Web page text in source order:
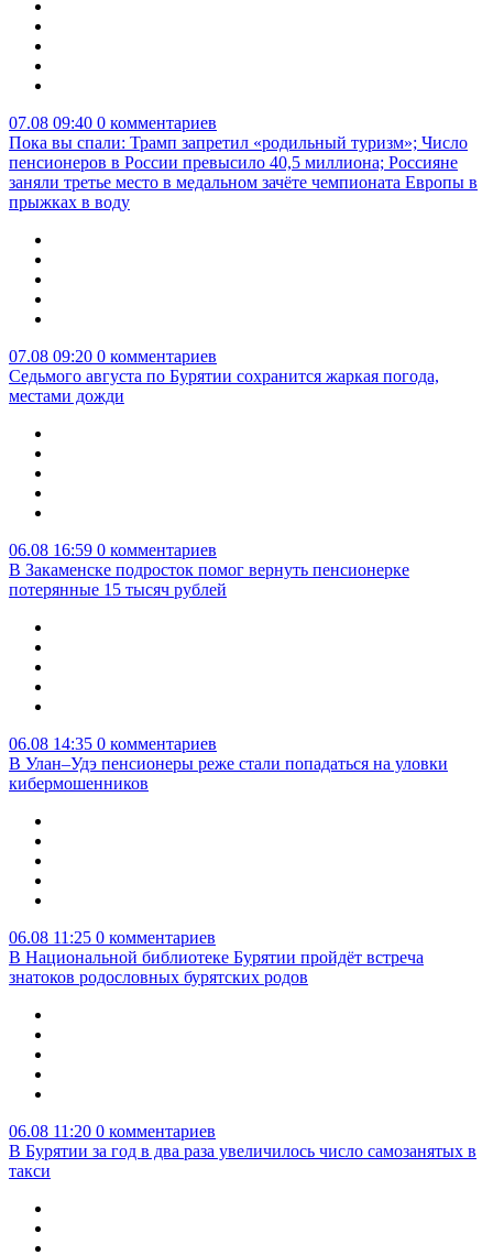
07.08 09:40 0 комментариев
Пока вы спали: Трамп запретил «родильный туризм»; Число
пенсионеров в России превысило 40,5 миллиона; Россияне
заняли третье место в медальном зачёте чемпионата Европы в
прыжках в воду
07.08 09:20 0 комментариев
Седьмого августа по Бурятии сохранится жаркая погода,
местами дожди
06.08 16:59 0 комментариев
В Закаменске подросток помог вернуть пенсионерке
потерянные 15 тысяч рублей
06.08 14:35 0 комментариев
В Улан–Удэ пенсионеры реже стали попадаться на уловки
кибермошенников
06.08 11:25 0 комментариев
В Национальной библиотеке Бурятии пройдёт встреча
знатоков родословных бурятских родов
06.08 11:20 0 комментариев
В Бурятии за год в два раза увеличилось число самозанятых в
такси